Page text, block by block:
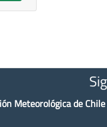
Meteorológica de Chile